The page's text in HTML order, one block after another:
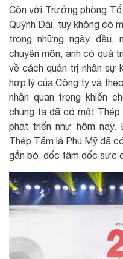
Còn với Trưởng phòng
Quỳnh Đài, tuy không có
trong những ngày
chuyên môn, anh có quá
về cách quản trị nhân sự
hợp lý của Công ty và
nhân quan trọng khiến
chúng ta đã có một
phát triển như hôm
Thép Tấm lá Phú Mỹ đã
gắn bó, dốc tâm dốc sức